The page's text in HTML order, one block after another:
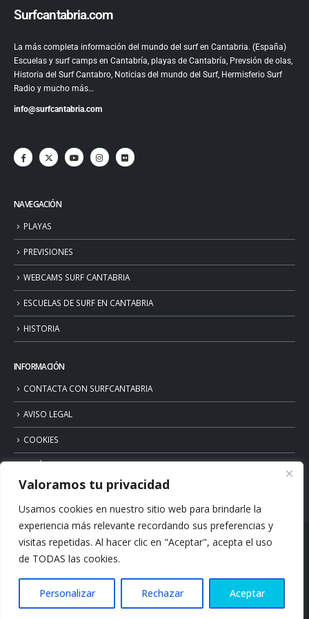
Valoramos tu privacidad
Usamos cookies en nuestro sitio web para brindarle la
experiencia más relevante recordando sus preferencias y
visitas repetidas. Al hacer clic en "Aceptar", acepta el uso
de TODAS las cookies.
Personalizar Rechazar Aceptar
Surfcantabria.com
La más completa información del mundo del surf en Cantabria. (España)
Escuelas y surf camps en Cantabría, playas de Cantabría, Prevsión de olas,
Historia del Surf Cantabro, Noticias del mundo del Surf, Hermisferio Surf
Radio y mucho más…
info@surfcantabria.com
NAVEGACIÓN
PLAYAS
PREVISIONES
WEBCAMS SURF CANTABRIA
ESCUELAS DE SURF EN CANTABRIA
HISTORIA
INFORMACIÓN
CONTACTA CON SURFCANTABRIA
AVISO LEGAL
COOKIES
POLÍTICA DE PRIVACIDAD
© Copyright 2026. Surfcantabria.com. All Rights Reserved.